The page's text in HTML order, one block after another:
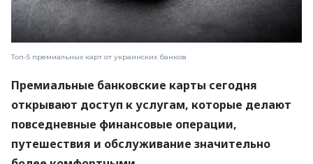
Топ-5 премиальных карт от украинских банков
Премиальные банковские карты сегодня
открывают доступ к услугам, которые делают
повседневные финансовые операции,
путешествия и обслуживание значительно